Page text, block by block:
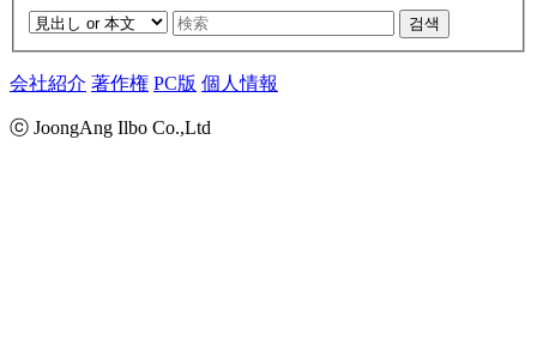
검색
会社紹介 著作権 PC版 個人情報
ⓒ JoongAng Ilbo Co.,Ltd